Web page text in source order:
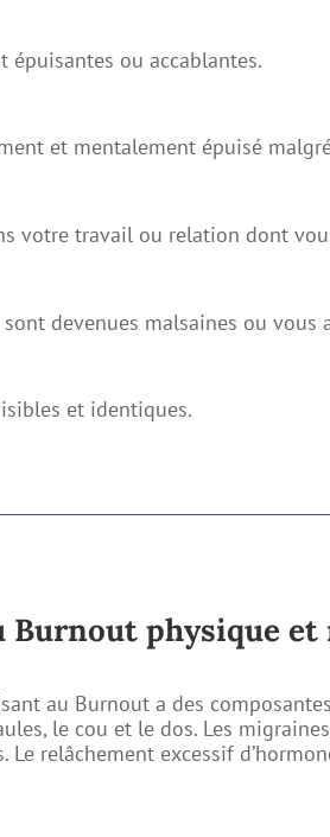
épuisantes ou accablantes.
et mentalement épuisé
votre travail ou relation dont
devenues malsaines ou vous
et identiques.
Burnout physique et
au Burnout a des
le cou et le dos. Les
Le relâchement excessif